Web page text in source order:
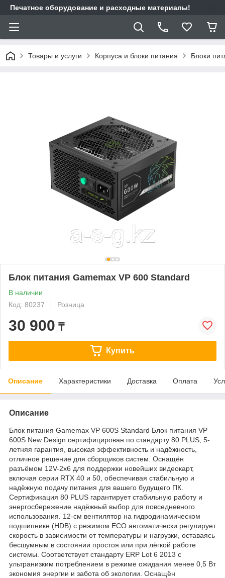
Печатное оборудование и расходные материалы!
Товары и услуги Корпуса и блоки питания Блоки
Блок питания Gamemax VP 600 Standard
В наличии
Код: 80237
Розница
30 900 ₸
Купить
Описание Характеристики Доставка Оплата
Описание
Блок питания Gamemax VP 600S Standard Блок питания VP
600S New Design сертифицирован по стандарту 80 PLUS, 5-
летняя гарантия, высокая эффективность и надёжность,
отличное решение для сборщиков систем. Оснащён
разъёмом 12V-2x6 для поддержки новейших видеокарт,
включая серии RTX 40 и 50, обеспечивая стабильную и
надёжную подачу питания для вашего будущего ПК.
Сертификация 80 PLUS гарантирует стабильную работу и
энергосбережение надёжный выбор для повседневного
использования. 12-см вентилятор на гидродинамическом
подшипнике (HDB) с режимом ECO автоматически регулирует
скорость в зависимости от температуры и нагрузки, оставаясь
бесшумным в состоянии простоя или при лёгкой работе
системы. Соответствует стандарту ERP Lot 6 2013 с
ультранизким потреблением в режиме ожидания менее 0,5 Вт
экономия энергии и забота об экологии. Оснащён